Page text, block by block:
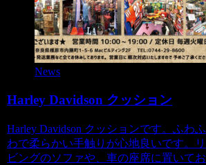
News
Harley Davidson クッション
Harley Davidson クッションです。ふわふ
わで柔らかい手触りが心地良いです。リ
ビングのソファや、車の座席に置いてお